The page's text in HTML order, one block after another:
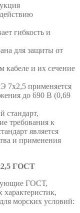
гибкость и
для защиты от
кабеле и их сечение
7х2,5 применяется
до 690 В (0,69
стандарт,
требования к
является
и применения
ГОСТ
ГОСТ,
морских условий: